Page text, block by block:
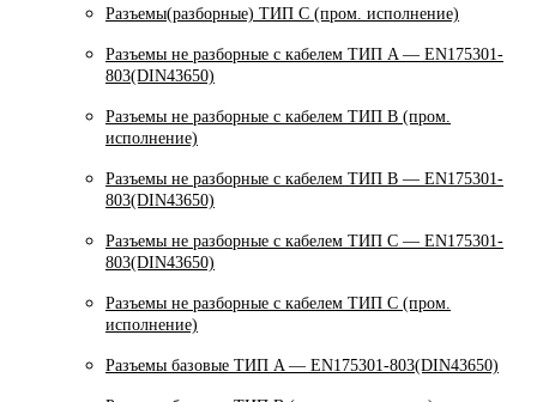
Разъемы(разборные) ТИП С (пром. исполнение)
Разъемы не разборные с кабелем ТИП A — EN175301-
803(DIN43650)
Разъемы не разборные с кабелем ТИП B (пром.
исполнение)
Разъемы не разборные с кабелем ТИП B — EN175301-
803(DIN43650)
Разъемы не разборные с кабелем ТИП C — EN175301-
803(DIN43650)
Разъемы не разборные с кабелем ТИП C (пром.
исполнение)
Разъемы базовые ТИП A — EN175301-803(DIN43650)